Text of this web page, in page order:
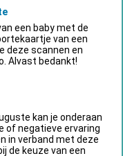
een baby met de
van een
deze scannen en
. Alvast bedankt!
kan je onderaan
of negatieve ervaring
in verband met deze
de keuze van een